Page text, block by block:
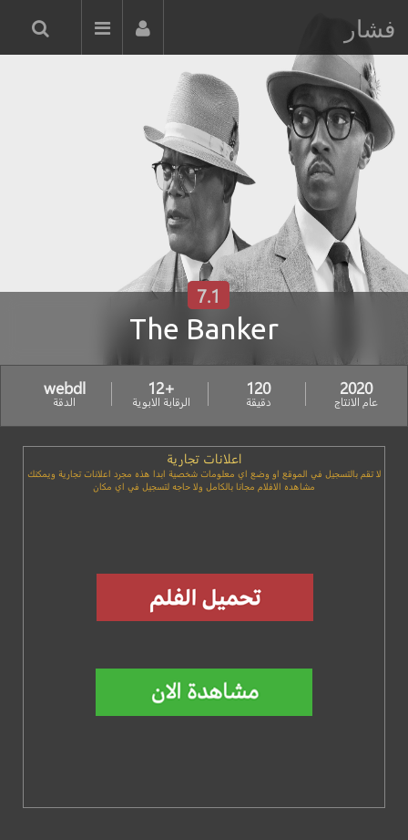
فشار
The Banker
7.1
2020
عام الانتاج
120
دقيقة
+12
الرقابة الابوية
webdl
الدقة
اعلانات تجارية
لا تقم بالتسجيل في الموقع او وضع اي معلومات شخصية ابدا هذه مجرد اعلانات تجارية ويمكنك
مشاهده الافلام مجانا بالكامل ولا حاجه لتسجيل في اي مكان